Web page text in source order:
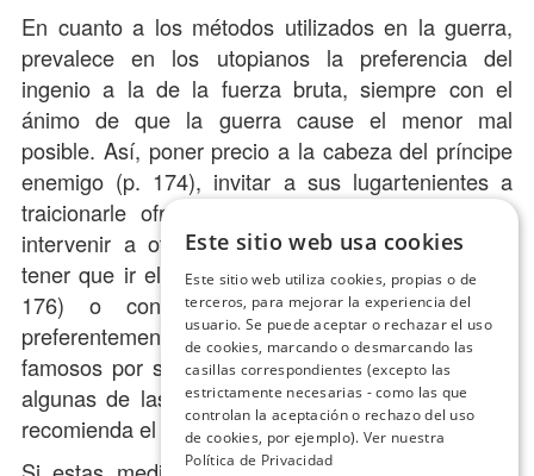
En cuanto a los métodos utilizados en la guerra,
prevalece en los utopianos la preferencia del
ingenio a la de la fuerza bruta, siempre con el
ánimo de que la guerra cause el menor mal
posible. Así, poner precio a la cabeza del príncipe
enemigo (p. 174), invitar a sus lugartenientes a
traicionarle ofreciéndoles dinero (p. 175), hacer
intervenir a otros países en la guerra, evitando
tener que ir ellos, también a cambio de dinero (p.
176) o contratar ejércitos de mercenarios,
preferentemente de la tribu de los zapoletas,
famosos por su carácter sanguinario (p. 177) son
algunas de las medidas que según los utopianos
recomienda el ingenio.
Este sitio web usa cookies
Este sitio web utiliza cookies, propias o de
terceros, para mejorar la experiencia del
usuario. Se puede aceptar o rechazar el uso
de cookies, marcando o desmarcando las
casillas correspondientes (excepto las
estrictamente necesarias - como las que
controlan la aceptación o rechazo del uso
de cookies, por ejemplo). Ver nuestra
Política de Privacidad